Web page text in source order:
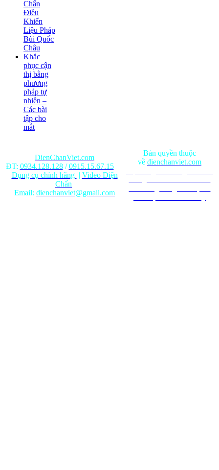
Chẩn
Điều
Khiển
Liệu Pháp
Bùi Quốc
Châu
Khắc
phục cận
thị bằng
phương
pháp tự
nhiên –
Các bài
tập cho
mắt
DienChanViet.com
ĐT: 0934.128.128/0915.15.67.15
Dụng cụ chính hãng | Video Diện
Chẩn
Email: dienchanviet@gmail.com
Bản quyền thuộc
về dienchanviet.com